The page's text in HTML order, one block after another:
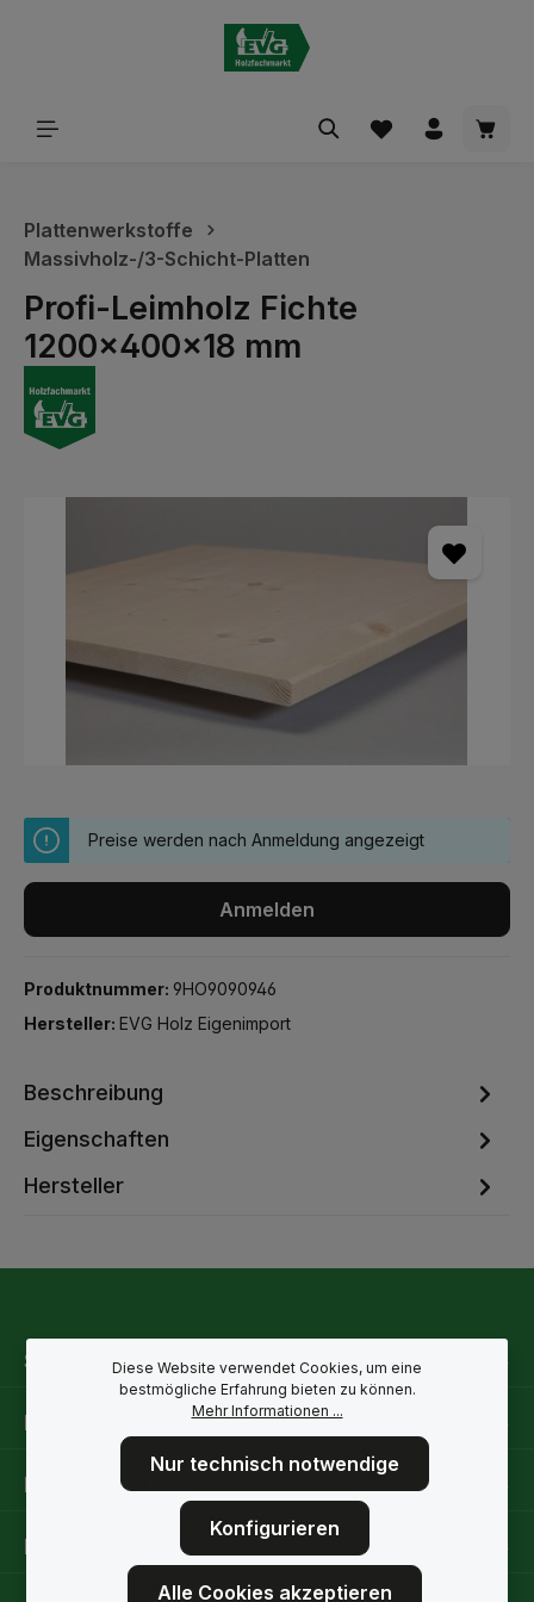
Plattenwerkstoffe
Massivholz-/3-Schicht-Platten
Profi-Leimholz Fichte
1200x400x18 mm
Preise werden nach Anmeldung angezeigt
Anmelden
Produktnummer: 9HO9090946
Hersteller: EVG Holz Eigenimport
Beschreibung
Eigenschaften
Hersteller
Service-Hotline
Rechtliche Hinweise
Informationen
Folge uns
Diese Website verwendet Cookies, um eine
bestmögliche Erfahrung bieten zu können.
Mehr Informationen ...
Nur technisch notwendige
Konfigurieren
Alle Cookies akzeptieren